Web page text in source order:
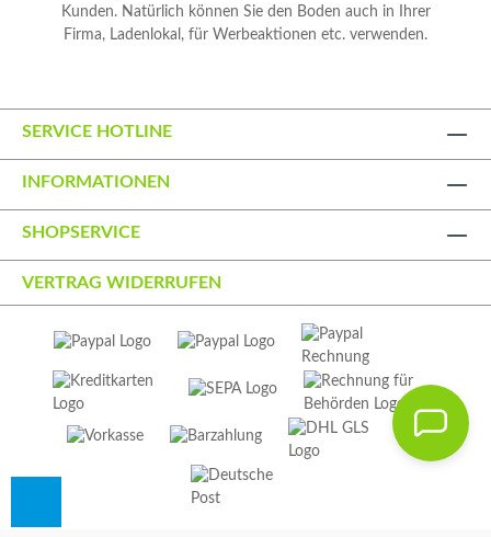
mit UV-Farben geruchsneutral. • 1200 DPI
Fotodruck in 6C - Euroscala. • Druck -
Klebeband. • Bfl-s1-zertifiziert (schwer
werden bis maximal 199 x 700 cm am Stück
Konturschnitt möglich.
Kunden. Natürlich können Sie den Boden auch in Ihrer
Firma, Ladenlokal, für Werbeaktionen etc. verwenden.
SERVICE HOTLINE
INFORMATIONEN
SHOPSERVICE
VERTRAG WIDERRUFEN